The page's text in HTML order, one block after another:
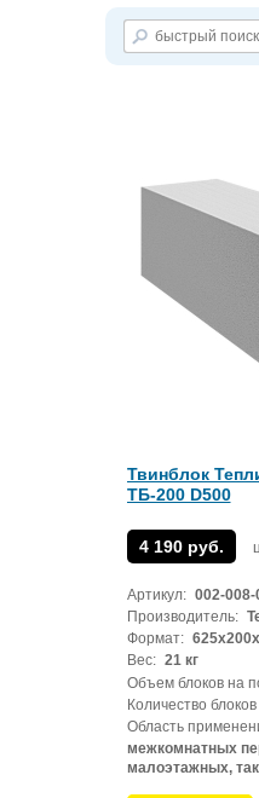
Твинблок
ТБ-200 D500
4 190 руб.
Артикул: 002-008-
Производитель:
Формат:
Вес: 21 кг
Объем блоков на
Количество
Область
межкомнатных
малоэтажных,